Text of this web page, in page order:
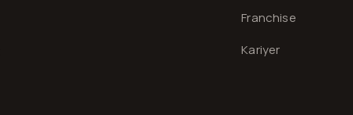
Franchise
Kariyer